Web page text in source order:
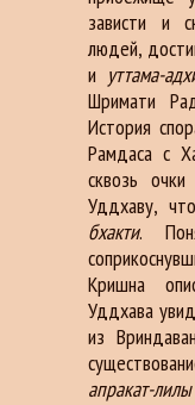
зависти и
людей,
и уттама-
Шримати
История
Рамдаса с
сквозь
Уддхаву,
бхакти.
Кришна
Уддхава
из
апракат-лилы